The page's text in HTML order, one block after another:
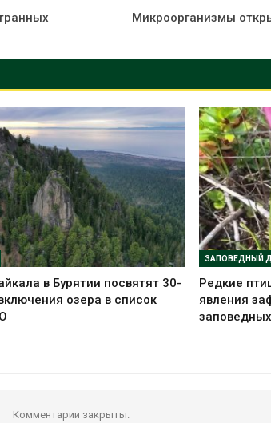
Микроорганизмы
в Бурятии посвятят 30-
озера в список
Редкие
явления
Комментарии закрыты.